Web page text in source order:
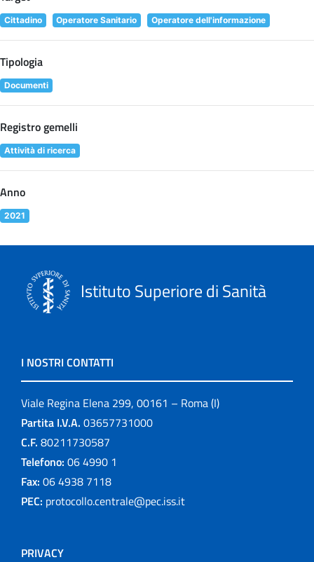
Cittadino Operatore Sanitario Operatore dell'informazione
Tipologia
Documenti
Registro gemelli
Attività di ricerca
Anno
2021
Istituto Superiore di Sanità
I NOSTRI CONTATTI
Viale Regina Elena 299, 00161 – Roma (I)
Partita I.V.A. 03657731000
C.F. 80211730587
Telefono: 06 4990 1
Fax: 06 4938 7118
PEC: protocollo.centrale@pec.iss.it
PRIVACY